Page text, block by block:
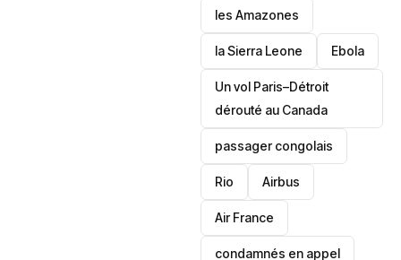
les Amazones
la Sierra Leone ‎Ebola
Un vol Paris–Détroit
dérouté au Canada
passager congolais
Rio Airbus
Air France
condamnés en appel